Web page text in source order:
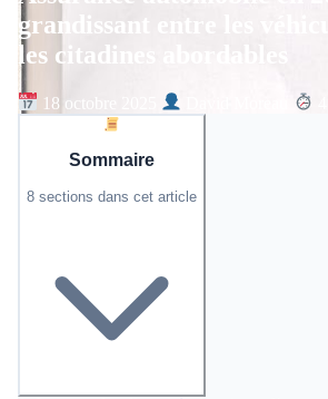
grandissant entre les
les citadines abordables
18 octobre 2025
Sommaire
8 sections dans cet article